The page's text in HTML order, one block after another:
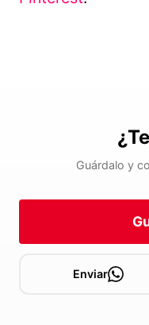
Guárdalo y
Enviar